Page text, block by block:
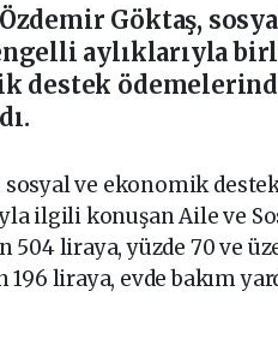
Göktaş,
aylıklarıyla
destek
sosyal ve ekonomik
ilgili konuşan Aile ve
504 liraya, yüzde 70 ve
liraya, evde bakım